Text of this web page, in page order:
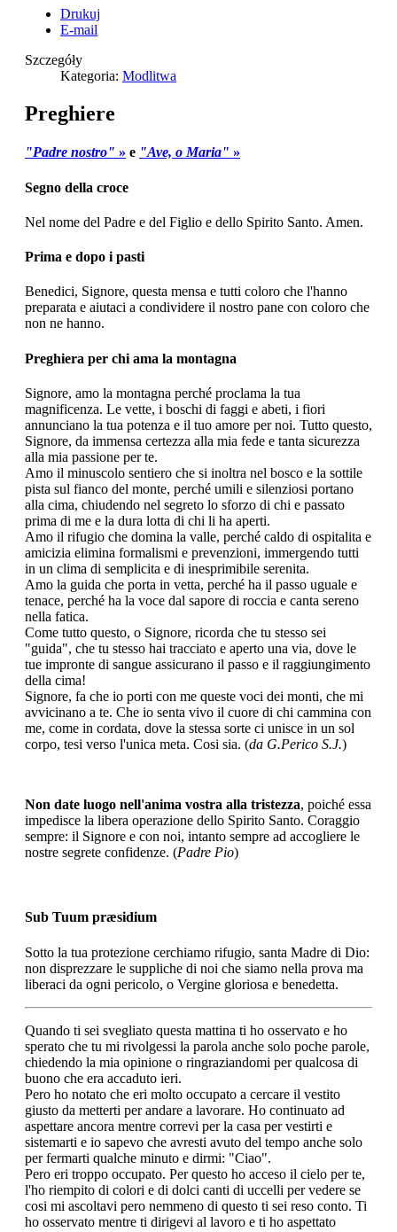
Drukuj
E-mail
Szczegóły
Kategoria: Modlitwa
Preghiere
"Padre nostro" » e "Ave, o Maria" »
Segno della croce
Nel nome del Padre e del Figlio e dello Spirito Santo. Amen.
Prima e dopo i pasti
Benedici, Signore, questa mensa e tutti coloro che l'hanno
preparata e aiutaci a condividere il nostro pane con coloro che
non ne hanno.
Preghiera per chi ama la montagna
Signore, amo la montagna perché proclama la tua
magnificenza. Le vette, i boschi di faggi e abeti, i fiori
annunciano la tua potenza e il tuo amore per noi. Tutto questo,
Signore, da immensa certezza alla mia fede e tanta sicurezza
alla mia passione per te.
Amo il minuscolo sentiero che si inoltra nel bosco e la sottile
pista sul fianco del monte, perché umili e silenziosi portano
alla cima, chiudendo nel segreto lo sforzo di chi e passato
prima di me e la dura lotta di chi li ha aperti.
Amo il rifugio che domina la valle, perché caldo di ospitalita e
amicizia elimina formalismi e prevenzioni, immergendo tutti
in un clima di semplicita e di inesprimibile serenita.
Amo la guida che porta in vetta, perché ha il passo uguale e
tenace, perché ha la voce dal sapore di roccia e canta sereno
nella fatica.
Come tutto questo, o Signore, ricorda che tu stesso sei
"guida", che tu stesso hai tracciato e aperto una via, dove le
tue impronte di sangue assicurano il passo e il raggiungimento
della cima!
Signore, fa che io porti con me queste voci dei monti, che mi
avvicinano a te. Che io senta vivo il cuore di chi cammina con
me, come in cordata, dove la stessa sorte ci unisce in un sol
corpo, tesi verso l'unica meta. Cosi sia. (da G.Perico S.J.)
Non date luogo nell'anima vostra alla tristezza, poiché essa
impedisce la libera operazione dello Spirito Santo. Coraggio
sempre: il Signore e con noi, intanto sempre ad accogliere le
nostre segrete confidenze. (Padre Pio)
Sub Tuum præsidium
Sotto la tua protezione cerchiamo rifugio, santa Madre di Dio:
non disprezzare le suppliche di noi che siamo nella prova ma
liberaci da ogni pericolo, o Vergine gloriosa e benedetta.
Quando ti sei svegliato questa mattina ti ho osservato e ho
sperato che tu mi rivolgessi la parola anche solo poche parole,
chiedendo la mia opinione o ringraziandomi per qualcosa di
buono che era accaduto ieri.
Pero ho notato che eri molto occupato a cercare il vestito
giusto da metterti per andare a lavorare. Ho continuato ad
aspettare ancora mentre correvi per la casa per vestirti e
sistemarti e io sapevo che avresti avuto del tempo anche solo
per fermarti qualche minuto e dirmi: "Ciao".
Pero eri troppo occupato. Per questo ho acceso il cielo per te,
l'ho riempito di colori e di dolci canti di uccelli per vedere se
cosi mi ascoltavi pero nemmeno di questo ti sei reso conto. Ti
ho osservato mentre ti dirigevi al lavoro e ti ho aspettato